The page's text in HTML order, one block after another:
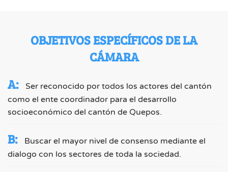
OBJETIVOS ESPECÍFICOS DE LA
CÁMARA
A:
Ser reconocido por todos los actores del cantón
como el ente coordinador para el desarrollo
socioeconómico del cantón de Quepos.
B:
Buscar el mayor nivel de consenso mediante el
dialogo con los sectores de toda la sociedad.